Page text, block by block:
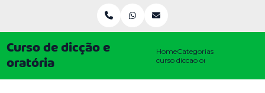
HomeCategorias
curso diccao oratoria
Curso de dicção e
oratória